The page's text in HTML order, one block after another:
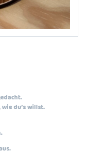
du’s willst.